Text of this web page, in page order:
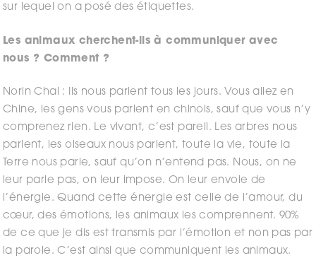
sur lequel on a posé des étiquettes.
Les animaux cherchent-ils à communiquer avec
nous ? Comment ?
Norin Chai : Ils nous parlent tous les jours. Vous allez en
Chine, les gens vous parlent en chinois, sauf que vous n’y
comprenez rien. Le vivant, c’est pareil. Les arbres nous
parlent, les oiseaux nous parlent, toute la vie, toute la
Terre nous parle, sauf qu’on n’entend pas. Nous, on ne
leur parle pas, on leur impose. On leur envoie de
l’énergie. Quand cette énergie est celle de l’amour, du
cœur, des émotions, les animaux les comprennent. 90%
de ce que je dis est transmis par l’émotion et non pas par
la parole. C’est ainsi que communiquent les animaux.